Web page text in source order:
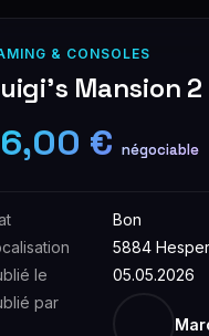
& CONSOLES
Mansion
€ négociable
Bon
5884
le
05.05.2026
par